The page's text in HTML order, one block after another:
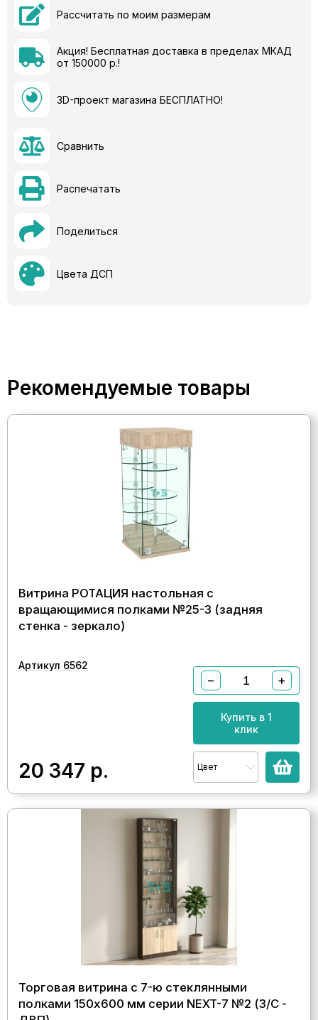
Рассчитать по моим размерам
Акция! Бесплатная доставка в пределах МКАД
от 150000 р.!
3D-проект магазина БЕСПЛАТНО!
Сравнить
Распечатать
Поделиться
Цвета ДСП
Рекомендуемые товары
Витрина РОТАЦИЯ настольная с
вращающимися полками №25-3 (задняя
стенка - зеркало)
Артикул 6562
20 347 р.
− +
Купить в 1
клик
Цвет
Торговая витрина с 7-ю стеклянными
полками 150x600 мм серии NEXT-7 №2 (З/C -